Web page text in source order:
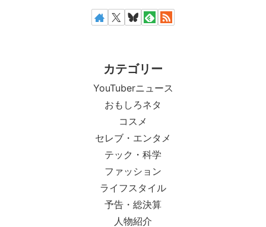
カテゴリー
YouTuberニュース
おもしろネタ
コスメ
セレブ・エンタメ
テック・科学
ファッション
ライフスタイル
予告・総決算
人物紹介